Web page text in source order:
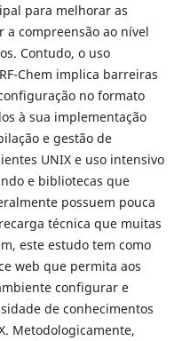
para melhorar as
a compreensão ao nível
Contudo, o uso
Chem implica barreiras
no formato
à sua implementação
e gestão de
UNIX e uso intensivo
e bibliotecas que
possuem pouca
técnica que muitas
este estudo tem como
web que permita aos
configurar e
de conhecimentos
Metodologicamente,